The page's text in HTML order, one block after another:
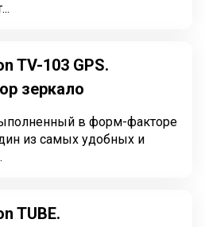
TV-103 GPS.
зеркало
в форм-факторе
из самых удобных и
TUBE.